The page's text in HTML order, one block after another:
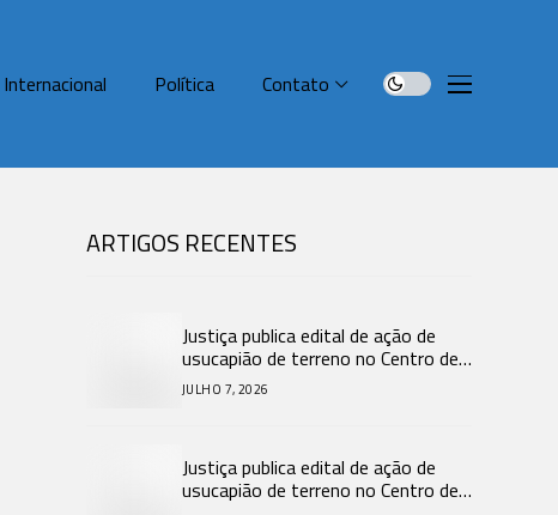
Internacional Política Contato
ARTIGOS RECENTES
Justiça publica edital de ação de
usucapião de terreno no Centro de
Araquari.
JULHO 7, 2026
Justiça publica edital de ação de
usucapião de terreno no Centro de